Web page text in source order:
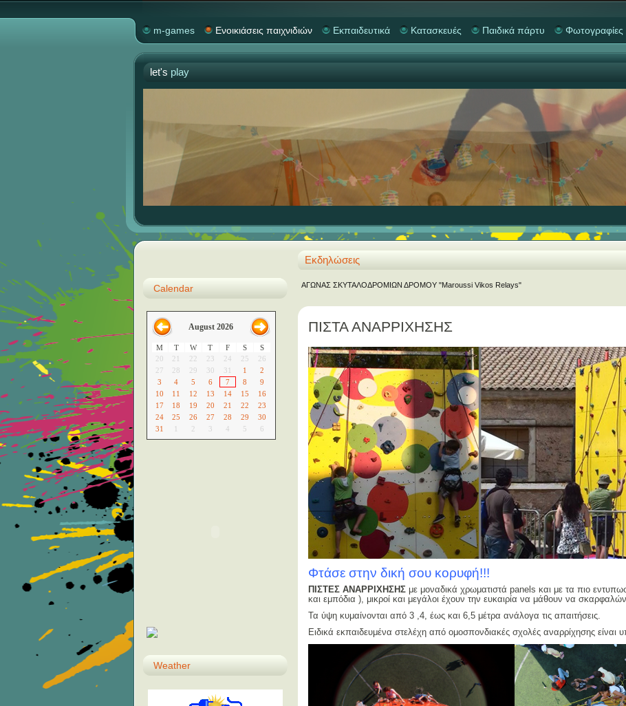
m-games Ενοικιάσεις παιχνιδιών Εκπαιδευτικά Κατασκευές Παιδικά πάρτυ Φωτογραφίες
let's play
Εκδηλώσεις
ΑΓΩΝΑΣ ΣΚΥΤΑΛΟΔΡΟΜΙΩΝ ΔΡΟΜΟΥ "Maroussi Vikos Relays"
ΠΙΣΤΑ ΑΝΑΡΡΙΧΗΣΗΣ
Φτάσε στην δική σου κορυφή!!!
ΠΙΣΤΕΣ ΑΝΑΡΡΙΧΗΣΗΣμε μοναδικά χρωματιστά panels και με τα πιο
και εμπόδια ), μικροί και μεγάλοι έχουν την ευκαιρία να μάθουν να
Τα ύψη κυμαίνονται από 3 ,4, έως και 6,5 μέτρα ανάλογα τις απαιτήσεις.
Ειδικά εκπαιδευμένα στελέχη από ομοσπονδιακές σχολές αναρρίχησης είναι
Calendar
August 2026
M T W T F S
S
20
21 22 23 24 25
26
27
28 29 30 31 1
2
3
4 5 6 7 8
9
10
11 12 13 14 15
16
17
18 19 20 21 22
23
24
25 26 27 28 29
30
31
1 2 3 4 5 6
Weather